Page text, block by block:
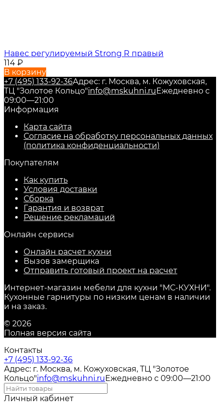
Навес регулируемый Strong R правый
114 ₽
В корзину
+7 (495) 133-92-36Адрес: г. Москва, м. Кожуховская,
ТЦ "Золотое Кольцо"info@mskuhni.ruЕжедневно с
09:00—21:00
Информация
Карта сайта
Согласие на обработку персональных данных
(политика конфиденциальности)
Покупателям
Как купить
Условия доставки
Сборка
Гарантия и возврат
Решение рекламаций
Онлайн сервисы
Онлайн расчет кухни
Вызов замерщика
Отправить готовый проект на расчет
Интернет-магазин мебели для кухни "МС-КУХНИ".
Кухонные гарнитуры по низким ценам в наличии
и на заказ.
© 2026
Полная версия сайта
Контакты
+7 (495) 133-92-36
Адрес: г. Москва, м. Кожуховская, ТЦ "Золотое
Кольцо"info@mskuhni.ruЕжедневно с 09:00—21:00
Личный кабинет